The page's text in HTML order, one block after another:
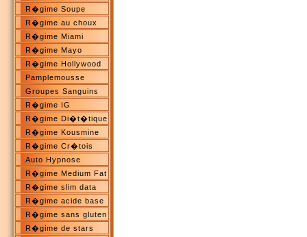
R�gime Soupe
R�gime au choux
R�gime Miami
R�gime Mayo
R�gime Hollywood
Pamplemousse
Groupes Sanguins
R�gime IG
R�gime Di�t�tique
R�gime Kousmine
R�gime Cr�tois
Auto Hypnose
R�gime Medium Fat
R�gime slim data
R�gime acide base
R�gime sans gluten
R�gime de stars